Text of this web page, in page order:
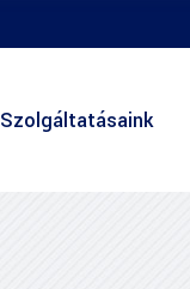
Szolgáltatásaink